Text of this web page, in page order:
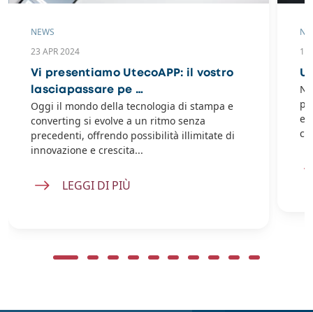
NEWS
23 APR 2024
Vi presentiamo UtecoAPP: il vostro
lasciapassare pe …
Oggi il mondo della tecnologia di stampa e
converting si evolve a un ritmo senza
precedenti, offrendo possibilità illimitate di
innovazione e crescita...
LEGGI DI PIÙ
12